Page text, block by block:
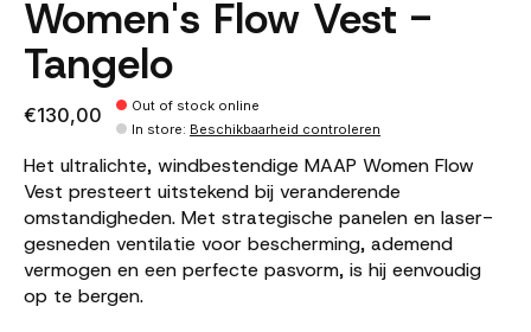
Women's Flow Vest -
Tangelo
€130,00
Out of stock online
In store: Beschikbaarheid controleren
Het ultralichte, windbestendige MAAP Women Flow
Vest presteert uitstekend bij veranderende
omstandigheden. Met strategische panelen en laser-
gesneden ventilatie voor bescherming, ademend
vermogen en een perfecte pasvorm, is hij eenvoudig
op te bergen.